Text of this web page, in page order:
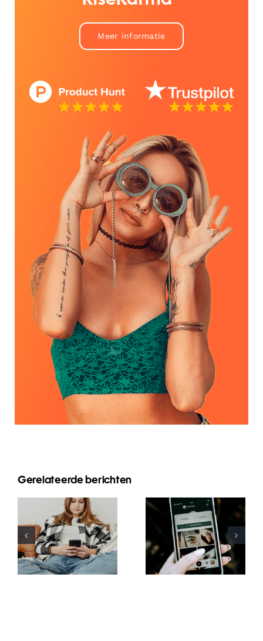
Meer informatie
Gerelateerde berichten
Innovative
Strategien
zur
Steigerung
der
Sichtbarkeit
von
Praktiken für
die Nutzung
von
Augmented-
Reality-
Filtern in